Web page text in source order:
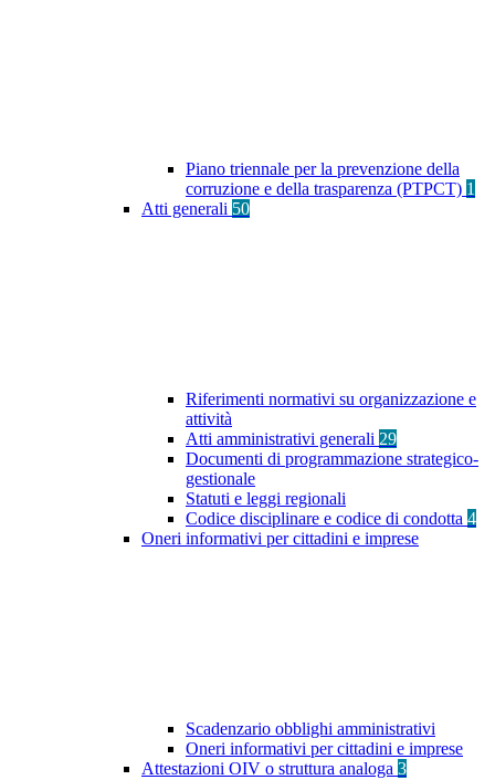
Piano triennale per la prevenzione della
corruzione e della trasparenza (PTPCT) 1
Atti generali 50
Riferimenti normativi su organizzazione e
attività
Atti amministrativi generali 29
Documenti di programmazione strategico-
gestionale
Statuti e leggi regionali
Codice disciplinare e codice di condotta 4
Oneri informativi per cittadini e imprese
Scadenzario obblighi amministrativi
Oneri informativi per cittadini e imprese
Attestazioni OIV o struttura analoga 3